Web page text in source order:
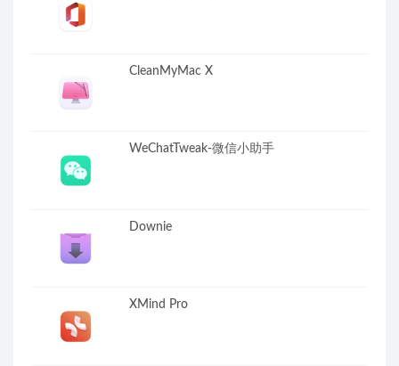
CleanMyMac X
WeChatTweak-微信小助手
Downie
XMind Pro